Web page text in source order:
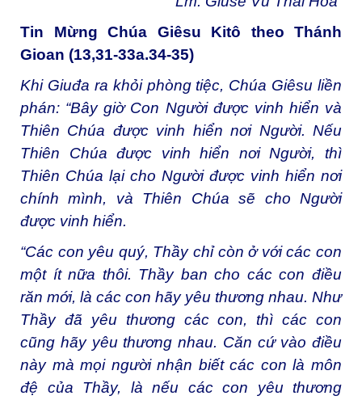
Tin Mừng Chúa Giêsu Kitô theo Thánh
Gioan (13,31-33a.34-35)
Khi Giuđa ra khỏi phòng tiệc, Chúa Giêsu liền
phán: “Bây giờ Con Người được vinh hiển và
Thiên Chúa được vinh hiển nơi Người. Nếu
Thiên Chúa được vinh hiển nơi Người, thì
Thiên Chúa lại cho Người được vinh hiển nơi
chính mình, và Thiên Chúa sẽ cho Người
được vinh hiển.
“Các con yêu quý, Thầy chỉ còn ở với các con
một ít nữa thôi. Thầy ban cho các con điều
răn mới, là các con hãy yêu thương nhau. Như
Thầy đã yêu thương các con, thì các con
cũng hãy yêu thương nhau. Căn cứ vào điều
này mà mọi người nhận biết các con là môn
đệ của Thầy, là nếu các con yêu thương